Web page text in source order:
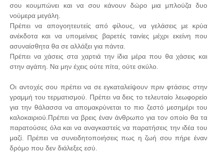
σου κουμπώνει και να σου κάνουν δώρο μια μπλούζα δυο
νούμερα μεγάλη.
Πρέπει να απογοητευτείς από φίλους, να γελάσεις με κρύα
ανέκδοτα και να υπομείνεις βαρετές ταινίες μέχρι εκείνη που
ασυναίσθητα θα σε αλλάξει για πάντα.
Πρέπει να χάσεις στα χαρτιά την ίδια μέρα που θα χάσεις και
στην αγάπη. Να μην έχεις ούτε πίτα, ούτε σκύλο.
Οι αντοχές σου πρέπει να σε εγκαταλείψουν πριν φτάσεις στην
γραμμή του τερματισμού. Πρέπει να δεις το τελευταίο λεωφορείο
για την θάλασσα να απομακρύνεται το πιο ζεστό μεσημέρι του
καλοκαιριού.Πρέπει να βρεις έναν άνθρωπο για τον οποίο θα τα
παρατούσες όλα και να αναγκαστείς να παρατήσεις την ιδέα του
μαζί. Πρέπει να συνειδητοποιήσεις πως η ζωή σου πήρε έναν
δρόμο που δεν διάλεξες εσύ.